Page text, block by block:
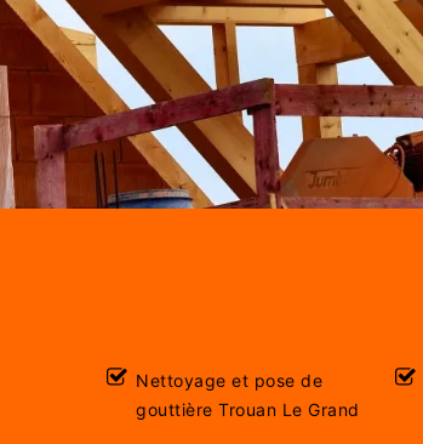
Nettoyage et pose de
gouttière Trouan Le Grand